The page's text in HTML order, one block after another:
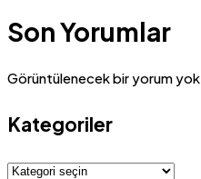
Son Yorumlar
Görüntülenecek bir yorum yok.
Kategoriler
Kategoriler